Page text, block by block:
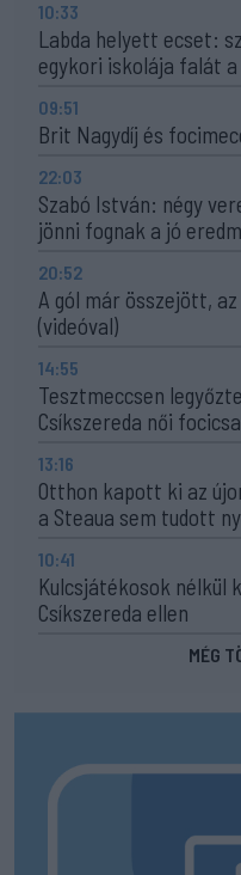
10:33
Labda helyett ecset:
egykori iskolája falát
09:51
Brit Nagydíj és
22:03
Szabó István: négy
jönni fognak a jó
20:52
A gól már összejött,
(videóval)
14:55
Tesztmeccsen
Csíkszereda női
13:16
Otthon kapott ki az
a Steaua sem tudott
10:41
Kulcsjátékosok nélkül
Csíkszereda ellen
MÉG